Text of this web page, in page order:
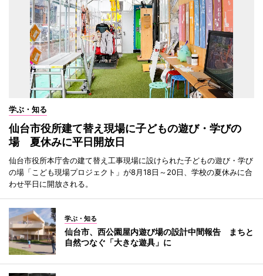
学ぶ・知る
仙台市役所建て替え現場に子どもの遊び・学びの
場 夏休みに平日開放日
仙台市役所本庁舎の建て替え工事現場に設けられた子どもの遊び・学び
の場「こども現場プロジェクト」が8月18日～20日、学校の夏休みに合
わせ平日に開放される。
学ぶ・知る
仙台市、西公園屋内遊び場の設計中間報告 まちと
自然つなぐ「大きな遊具」に